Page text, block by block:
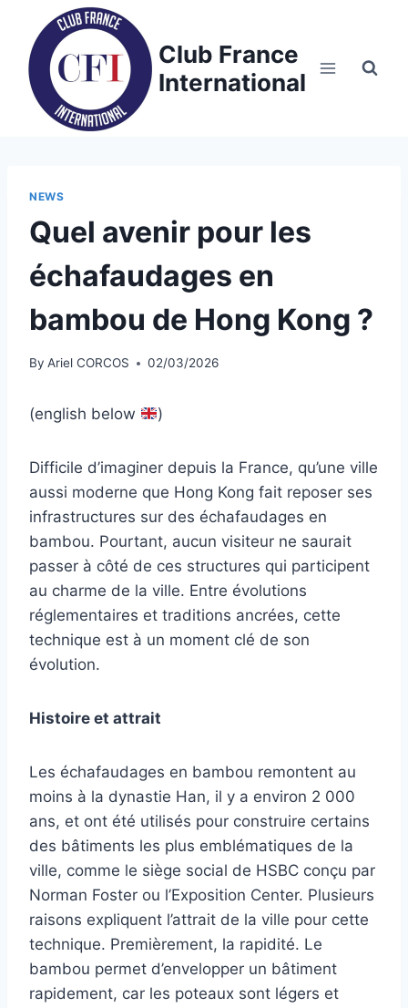
content
Club France
International
NEWS
Quel avenir pour les
échafaudages en
bambou de Hong Kong ?
By Ariel CORCOS 02/03/2026
(english below )
Difficile d’imaginer depuis la France, qu’une ville
aussi moderne que Hong Kong fait reposer ses
infrastructures sur des échafaudages en
bambou. Pourtant, aucun visiteur ne saurait
passer à côté de ces structures qui participent
au charme de la ville. Entre évolutions
réglementaires et traditions ancrées, cette
technique est à un moment clé de son
évolution.
Histoire et attrait
Les échafaudages en bambou remontent au
moins à la dynastie Han, il y a environ 2 000
ans, et ont été utilisés pour construire certains
des bâtiments les plus emblématiques de la
ville, comme le siège social de HSBC conçu par
Norman Foster ou l’Exposition Center. Plusieurs
raisons expliquent l’attrait de la ville pour cette
technique. Premièrement, la rapidité. Le
bambou permet d’envelopper un bâtiment
rapidement, car les poteaux sont légers et